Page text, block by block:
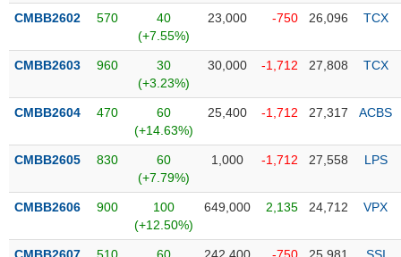
Niêm
Niêm
mới
yết
bổ
Hủy
CMBB2602 570
40
(+7.55%)
23,000 -750 26,096 TCX
CMBB2603 960
30
(+3.23%)
30,000 -1,712 27,808 TCX
CMBB2604 470
60
(+14.63%)
25,400 -1,712 27,317 ACBS
CMBB2605 830
60
(+7.79%)
1,000 -1,712 27,558 LPS
CMBB2606 900
100
(+12.50%)
649,000 2,135 24,712 VPX
CỔ
PHÁI
PHIẾU